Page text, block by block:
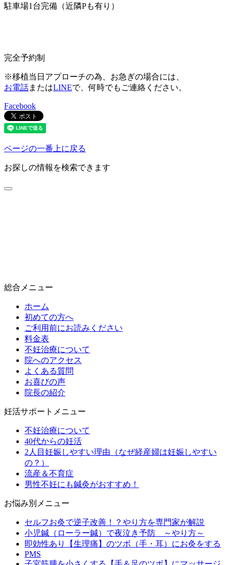
駐車場1台完備（近隣Pも有り）
完全予約制
※移植当日アプローチの為、お急ぎの場合には、
お電話またはLINEで、何時でもご連絡ください。
Facebook
ページの一番上に戻る
お探しの情報を検索できます
総合メニュー
ホーム
初めての方へ
ご利用前にお読みください
料金表
不妊治療について
院へのアクセス
よくある質問
お喜びの声
院長の紹介
妊活サポートメニュー
不妊治療について
40代からの妊活
2人目妊娠しやすい理由（なぜ経産婦は妊娠しやすい
の？）
流産＆不育症
男性不妊にも鍼灸がおすすめ！
お悩み別メニュー
セルフお灸で逆子改善！？やり方を専門家が解説
小児鍼（ローラー鍼）で夜泣き予防 ～やり方～
即効性あり【生理痛】のツボ（手・耳）にお灸をする
PMS